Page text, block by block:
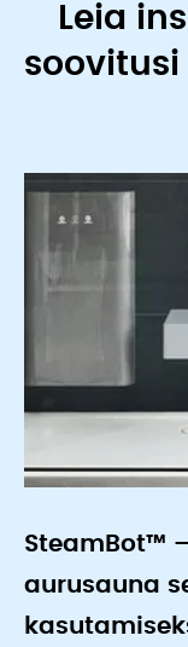
Leia
SteamBot™
aurusauna